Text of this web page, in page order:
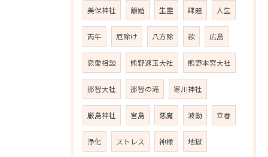
美保神社 離婚 生霊 課題 人生
丙午 厄除け 八方除 欲 広島
恋愛相談 熊野速玉大社 熊野本宮大社
那智大社 那智の滝 寒川神社
厳島神社 宮島 悪魔 波動 立春
浄化 ストレス 神様 地獄